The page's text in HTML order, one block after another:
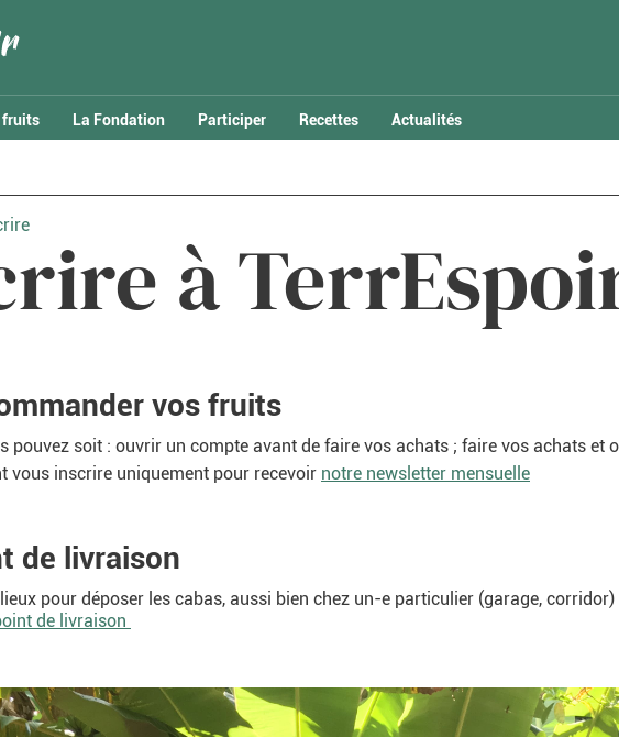
fruits La Fondation Participer Recettes Actualités
à
vos fruits
pouvez soit : ouvrir un compte avant de faire vos achats ; faire vos achats et
vous inscrire uniquement pour recevoir notre newsletter mensuelle
de livraison
pour déposer les cabas, aussi bien chez un-e particulier (garage,
de livraison